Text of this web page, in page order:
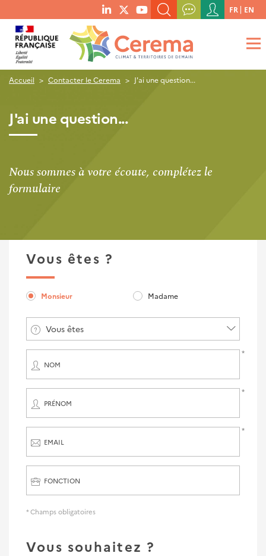
menu
social
links
RECHERCHER UN MOT-CLÉ, UNE PUBLICATION, ETC.
QUE RECHERCHEZ-VOUS ?
Menu
du
compte
de
l'utilisateur
FR EN
Accueil Contacter le Cerema J'ai une question...
J'ai une question...
Nous sommes à votre écoute, complétez le
formulaire
Vous êtes ?
Monsieur Madame
Vous êtes
NOM
PRÉNOM
EMAIL
FONCTION
* Champs obligatoires
Vous souhaitez ?